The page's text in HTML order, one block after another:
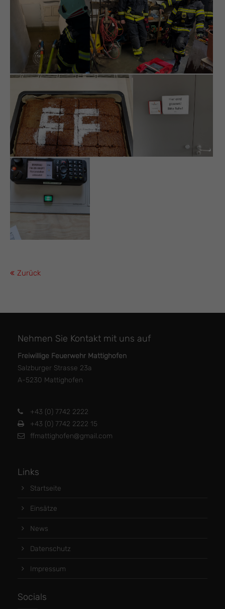
Zurück
Nehmen Sie Kontakt mit uns auf
Freiwillige Feuerwehr Mattighofen
Salzburger Strasse 23a
A-5230 Mattighofen
+43 (0) 7742 2222
+43 (0) 7742 2222 15
ffmattighofen@gmail.com
Links
Startseite
Einsätze
News
Datenschutz
Impressum
Socials